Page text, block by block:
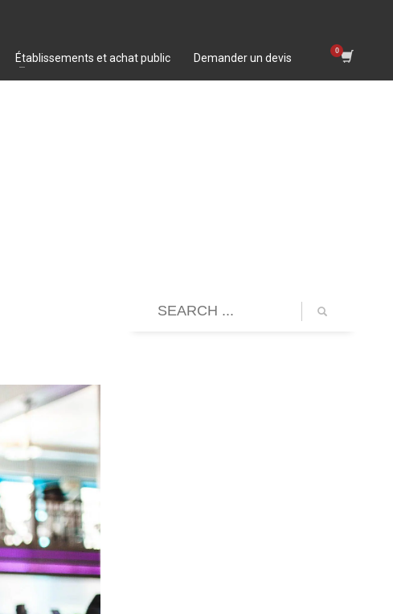
Établissements et achat public Demander un devis